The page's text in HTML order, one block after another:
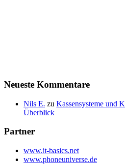
Neueste Kommentare
Nils E. zu Kassensysteme und
Überblick
Partner
www.it-basics.net
www.phoneuniverse.de